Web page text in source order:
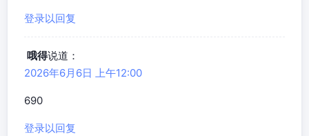
登录以回复
哦得说道：
2026年6月6日 上午12:00
690
登录以回复